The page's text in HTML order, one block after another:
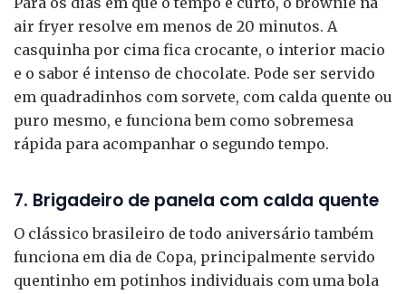
air fryer resolve em menos de 20 minutos. A
casquinha por cima fica crocante, o interior macio
e o sabor é intenso de chocolate. Pode ser servido
em quadradinhos com sorvete, com calda quente ou
puro mesmo, e funciona bem como sobremesa
rápida para acompanhar o segundo tempo.
7. Brigadeiro de panela com calda quente
O clássico brasileiro de todo aniversário também
funciona em dia de Copa, principalmente servido
quentinho em potinhos individuais com uma bola